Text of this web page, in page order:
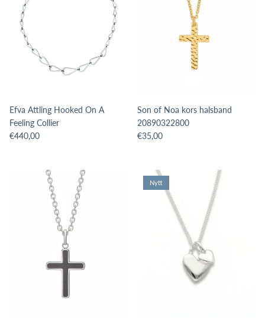
Efva Attling Hooked On A
Feeling Collier
Translation missing: sv.products.product.price.regular_price
€440,00
Son of Noa kors halsband
20890322800
Translation missing:
€35,00
Nytt